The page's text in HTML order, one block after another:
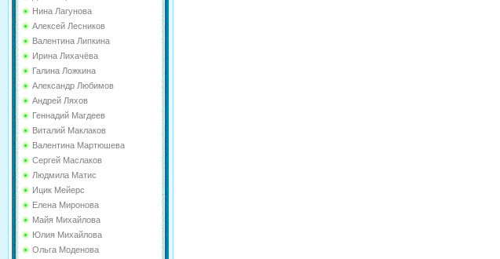
Нина Лагунова
Алексей Лесников
Валентина Липкина
Ирина Лихачёва
Галина Ложкина
Александр Любимов
Андрей Ляхов
Геннадий Магдеев
Виталий Маклаков
Валентина Мартюшева
Сергей Маслаков
Людмила Матис
Ицик Мейерс
Елена Миронова
Майя Михайлова
Юлия Михайлова
Ольга Моденова